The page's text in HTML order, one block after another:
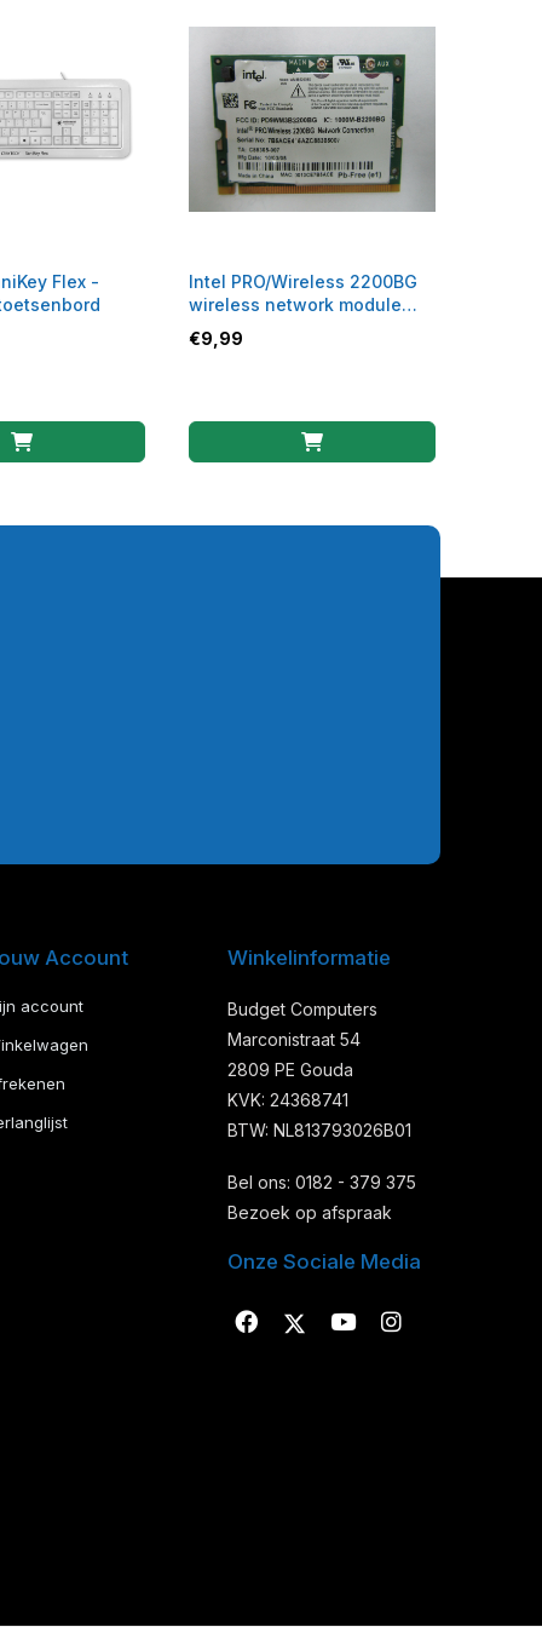
Flex -
Intel PRO/Wireless 2200BG
wireless network module
WLAN
€9,99
Account
account
Winkelinformatie
Budget Computers
Marconistraat 54
2809 PE Gouda
KVK: 24368741
BTW: NL813793026B01
Bel ons: 0182 - 379 375
Bezoek op afspraak
Onze Sociale Media